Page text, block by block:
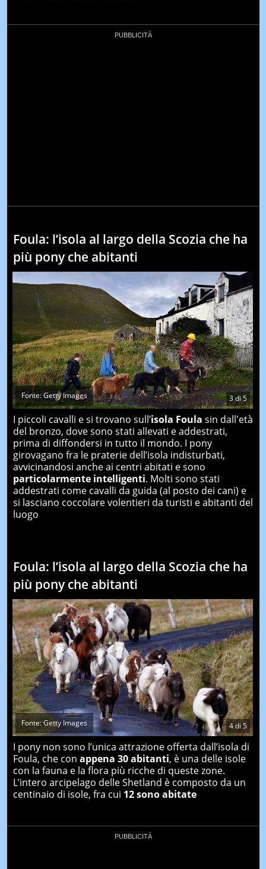
Foula: l’isola al largo della Scozia che ha
più pony che abitanti
3di5
Fonte: Getty Images
I piccoli cavalli e si trovano sull’isola Foula sin dall'età
del bronzo, dove sono stati allevati e addestrati,
prima di diffondersi in tutto il mondo. I pony
girovagano fra le praterie dell’isola indisturbati,
avvicinandosi anche ai centri abitati e sono
particolarmente intelligenti. Molti sono stati
addestrati come cavalli da guida (al posto dei cani) e
si lasciano coccolare volentieri da turisti e abitanti del
luogo
Foula: l’isola al largo della Scozia che ha
più pony che abitanti
4di5
Fonte: Getty Images
I pony non sono l’unica attrazione offerta dall’isola di
Foula, che con appena 30 abitanti, è una delle isole
con la fauna e la flora più ricche di queste zone.
L’intero arcipelago delle Shetland è composto da un
centinaio di isole, fra cui 12 sono abitate